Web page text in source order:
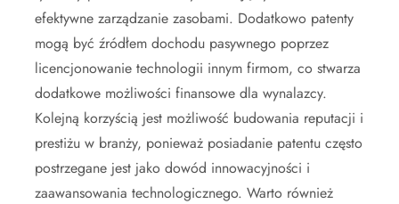
efektywne zarządzanie zasobami. Dodatkowo patenty
mogą być źródłem dochodu pasywnego poprzez
licencjonowanie technologii innym firmom, co stwarza
dodatkowe możliwości finansowe dla wynalazcy.
Kolejną korzyścią jest możliwość budowania reputacji i
prestiżu w branży, ponieważ posiadanie patentu często
postrzegane jest jako dowód innowacyjności i
zaawansowania technologicznego. Warto również